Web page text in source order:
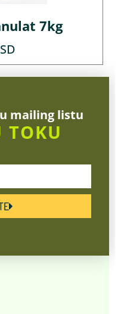
7kg
mailing listu
TOKU